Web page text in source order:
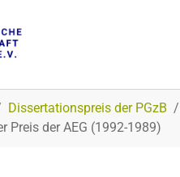
Dissertationspreis der PGzB
Preis der AEG (1992-1989)